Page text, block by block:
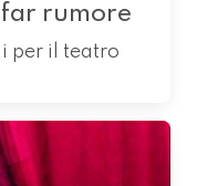
far rumore
per il teatro